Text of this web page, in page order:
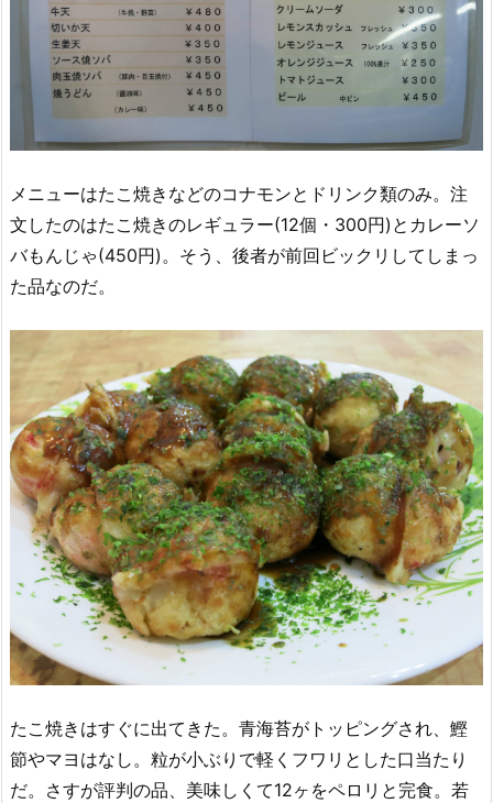
メニューはたこ焼きなどのコナモンとドリンク類のみ。注
文したのはたこ焼きのレギュラー(12個・300円)とカレーソ
バもんじゃ(450円)。そう、後者が前回ビックリしてしまっ
た品なのだ。
たこ焼きはすぐに出てきた。青海苔がトッピングされ、鰹
節やマヨはなし。粒が小ぶりで軽くフワリとした口当たり
だ。さすが評判の品、美味しくて12ヶをペロリと完食。若